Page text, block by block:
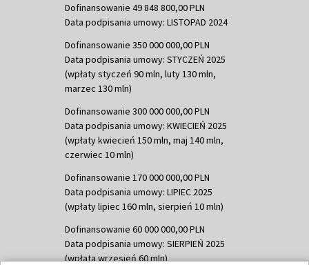
Dofinansowanie 49 848 800,00 PLN
Data podpisania umowy: LISTOPAD 2024
Dofinansowanie 350 000 000,00 PLN
Data podpisania umowy: STYCZEŃ 2025
(wpłaty styczeń 90 mln, luty 130 mln,
marzec 130 mln)
Dofinansowanie 300 000 000,00 PLN
Data podpisania umowy: KWIECIEŃ 2025
(wpłaty kwiecień 150 mln, maj 140 mln,
czerwiec 10 mln)
Dofinansowanie 170 000 000,00 PLN
Data podpisania umowy: LIPIEC 2025
(wpłaty lipiec 160 mln, sierpień 10 mln)
Dofinansowanie 60 000 000,00 PLN
Data podpisania umowy: SIERPIEŃ 2025
(wpłata wrzesień 60 mln)